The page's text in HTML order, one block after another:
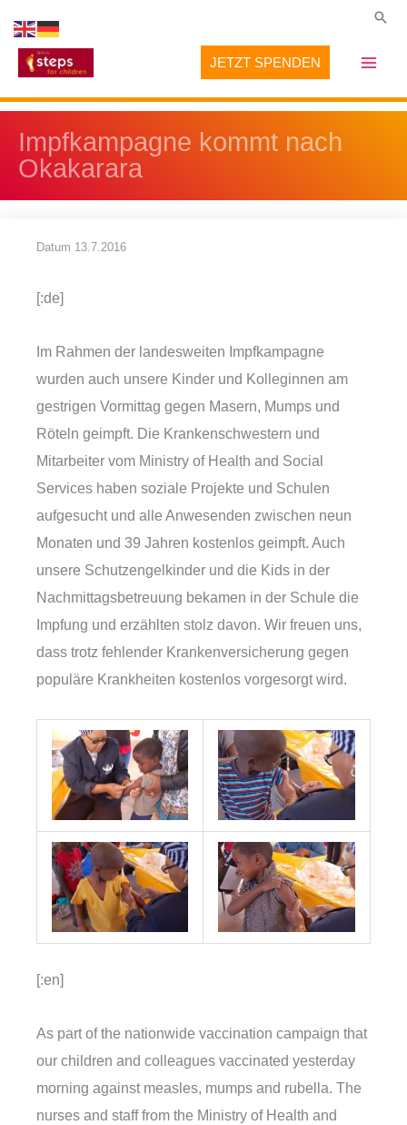
Inhalt
springen
JETZT SPENDEN
Impfkampagne kommt nach
Okakarara
Datum 13.7.2016
[:de]
Im Rahmen der landesweiten Impfkampagne
wurden auch unsere Kinder und Kolleginnen am
gestrigen Vormittag gegen Masern, Mumps und
Röteln geimpft. Die Krankenschwestern und
Mitarbeiter vom Ministry of Health and Social
Services haben soziale Projekte und Schulen
aufgesucht und alle Anwesenden zwischen neun
Monaten und 39 Jahren kostenlos geimpft. Auch
unsere Schutzengelkinder und die Kids in der
Nachmittagsbetreuung bekamen in der Schule die
Impfung und erzählten stolz davon. Wir freuen uns,
dass trotz fehlender Krankenversicherung gegen
populäre Krankheiten kostenlos vorgesorgt wird.
[:en]
As part of the nationwide vaccination campaign that
our children and colleagues vaccinated yesterday
morning against measles, mumps and rubella. The
nurses and staff from the Ministry of Health and